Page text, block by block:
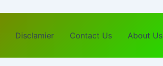
Disclamier Contact Us About Us